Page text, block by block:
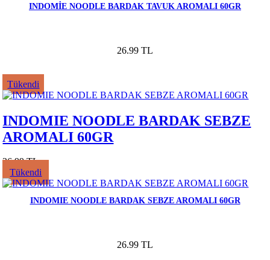
INDOMİE NOODLE BARDAK TAVUK AROMALI 60GR
26.99 TL
Tükendi
INDOMIE NOODLE BARDAK SEBZE
AROMALI 60GR
26.99 TL
Tükendi
INDOMIE NOODLE BARDAK SEBZE AROMALI 60GR
26.99 TL